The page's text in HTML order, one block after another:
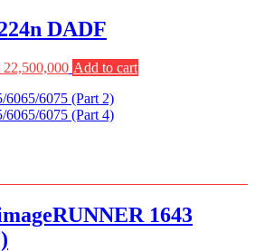
DADF
22,500,000Current
is:
Rp 22,500,000.
Add to cart
6075 (Part 2)
6075 (Part 4)
1643